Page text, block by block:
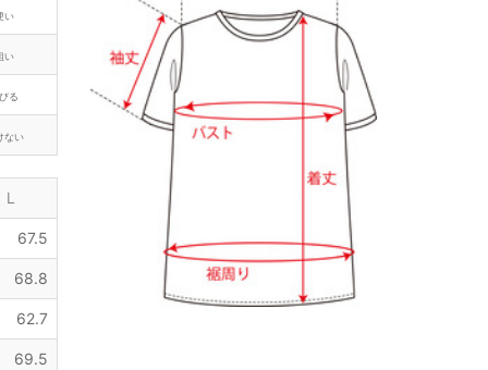
い
い
る
ない
L
67.5
68.8
62.7
69.5